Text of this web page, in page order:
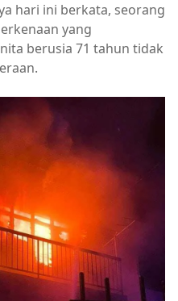
hari ini berkata, seorang
yang
berusia 71 tahun tidak